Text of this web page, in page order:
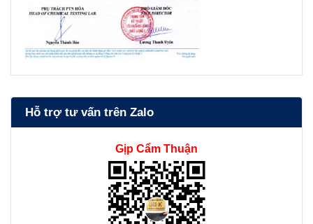
Hỗ trợ tư vấn trên Zalo
Gịp Cẩm Thuận